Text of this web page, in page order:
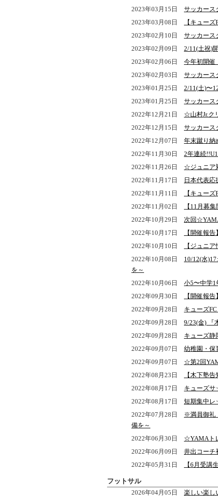
2023年03月15日 サッカース
2023年03月08日
【キュー
2023年02月10日 サッカース
2023年02月09日 2/11(土祝)
2023年02月06日 今年初開催
2023年02月03日 サッカース
2023年01月25日 2/11(土)〜
2023年01月25日 サッカース
2022年12月21日 ☆山村Jr.ク
2022年12月15日 サッカース
2022年12月07日 年末蹴り納
2022年11月30日 2年連続
2022年11月26日 ☆ジュニア
2022年11月17日
日本代表応
2022年11月11日
【キュー
2022年11月02日
【11月募
2022年10月29日 次回
2022年10月17日
【開催報
2022年10月10日
【ジュニ
2022年10月08日 10/12(水
を～
2022年10月06日 小5〜中学
2022年09月30日
【開催報
2022年09月28日 キューズ
2022年09月28日 9/23(金) 『
2022年09月28日 キューズ静
2022年09月07日 幼稚園・保
2022年09月07日 ☆第2回
2022年08月23日
【木下塾
2022年08月17日 キューズサ
2022年08月17日 短期集中レ
2022年07月28日
※満員御礼
備を～
2022年06月30日 ☆YAMAト
2022年06月09日 井出コーチ
2022年05月31日
【6月受
フットサル
2026年04月05日 楽しい楽